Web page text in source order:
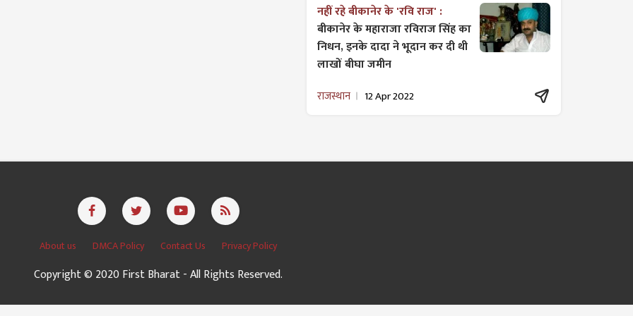
नहीं रहे बीकानेर के 'रवि राज' :
बीकानेर के महाराजा रविराज सिंह का
निधन, इनके दादा ने भूदान कर दी थी
लाखों बीघा जमीन
राजस्थान 12 Apr 2022
About us DMCA Policy Contact Us Privacy Policy
Copyright © 2020 First Bharat - All Rights Reserved.